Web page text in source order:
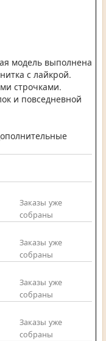
модель выполнена
с лайкрой.
строчками.
и повседневной
Заказы уже
собраны
Заказы уже
собраны
Заказы уже
собраны
Заказы уже
собраны